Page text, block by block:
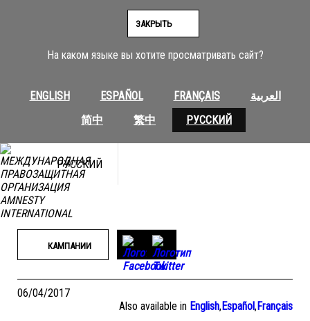
На каком языке вы хотите просматривать сайт?
ENGLISH ESPAÑOL FRANÇAIS
العربية
简中
繁中 РУССКИЙ
ЗАКРЫТЬ
РУССКИЙ
КАМПАНИИ
06/04/2017
Also available in English,Español,Français